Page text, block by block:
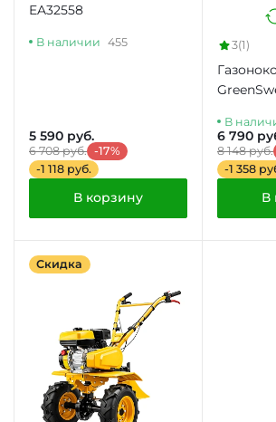
EA32558
В наличии 455
5 590 руб.
6 708 руб. -17%
-1 118 руб.
В корзину
3(1)
В
6 790
8 148 руб.
-1 358
В
Скидка